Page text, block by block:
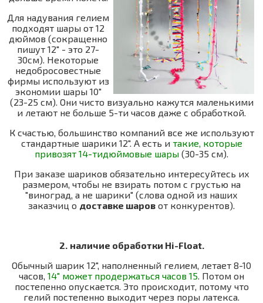
Для надувания гелием
подходят шары от 12
дюймов (сокращенно
пишут 12" - это 27-
30см). Некоторые
недобросовестные
фирмы используют из
экономии шары 10"
(23-25 см). Они чисто визуально кажутся маленькими
и летают не больше 5-ти часов даже с обработкой.
К счастью, большинство компаний все же используют
стандартные шарики 12". А есть и такие, которые
привозят 14-тидюймовые шары (30-35 см).
При заказе шариков обязательно интересуйтесь их
размером, чтобы не взирать потом с грустью на
"виноград, а не шарики" (слова одной из наших
заказчиц о доставке шаров от конкурентов).
2. наличие обработки Hi-Float.
Обычный шарик 12", наполненный гелием, летает 8-10
часов, 14" может продержаться часов 15 . Потом он
постепенно опускается. Это происходит, потому что
гелий постепенно выходит через поры латекса.